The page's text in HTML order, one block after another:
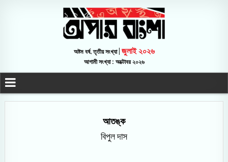
অষ্টম বর্ষ, তৃতীয় সংখ্যা | জুলাই ২০২৬
আগামী সংখ্যা : অক্টোবর ২০২৬
আতঙ্ক
বিপুল দাস